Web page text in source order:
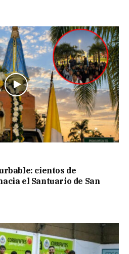
cientos de
el Santuario de San